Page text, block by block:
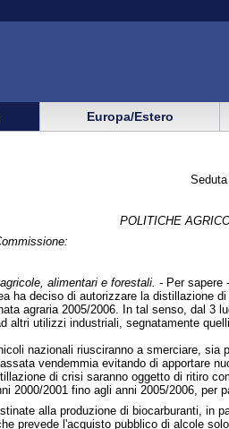
Europa/Estero
POLITICHE
alimentari e forestali. -Per sapere
ha deciso di autorizzare la distillazione
agraria 2005/2006. In tal senso, dal
altri utilizzi industriali, segnatamente
nazionali riusciranno a smerciare,
vendemmia evitando di apportare
di crisi saranno oggetto di ritiro
2000/2001 fino agli anni 2005/2006, per
alla produzione di biocarburanti, in
prevede l'acquisto pubblico di alcole